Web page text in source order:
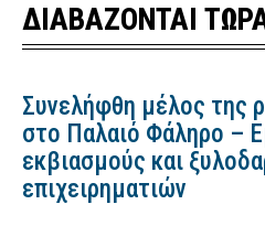
ΔΙΑΒΑΖΟΝΤΑΙ
Συνελήφθη μέλος της
στο Παλαιό Φάληρο –
εκβιασμούς και
επιχειρηματιών